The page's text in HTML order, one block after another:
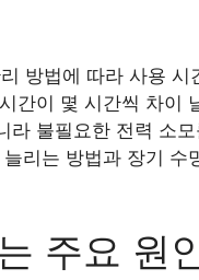
방법에 따라 사용
간이 몇 시간씩 차이
라 불필요한 전력 소
리는 방법과 장기 수
주요 원